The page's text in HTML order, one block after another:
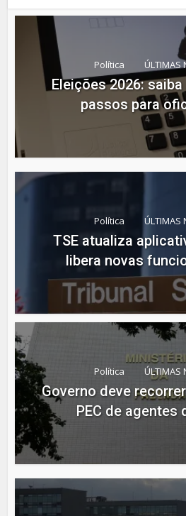
Política ÚLTIMAS
Eleições 2026:
passos para
Política ÚLTIMAS
TSE atualiza
libera novas
Política ÚLTIMAS
Governo deve
PEC de agentes